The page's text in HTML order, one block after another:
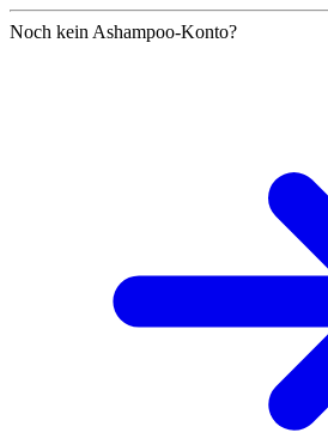
Noch kein Ashampoo-Konto?